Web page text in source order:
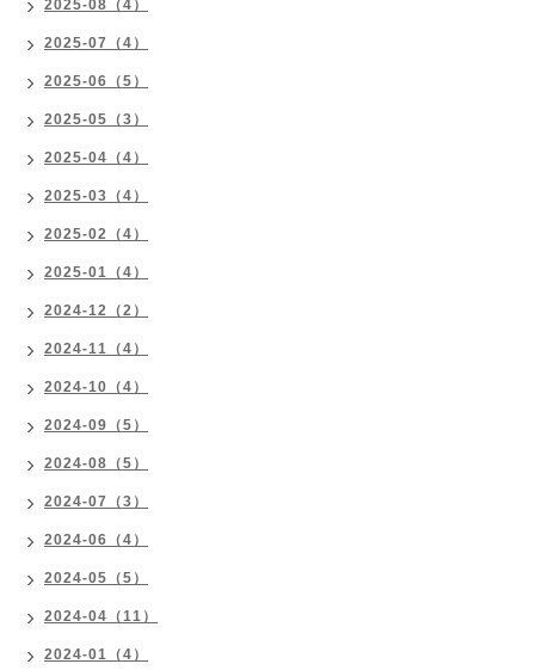
2025-08（4）
2025-07（4）
2025-06（5）
2025-05（3）
2025-04（4）
2025-03（4）
2025-02（4）
2025-01（4）
2024-12（2）
2024-11（4）
2024-10（4）
2024-09（5）
2024-08（5）
2024-07（3）
2024-06（4）
2024-05（5）
2024-04（11）
2024-01（4）